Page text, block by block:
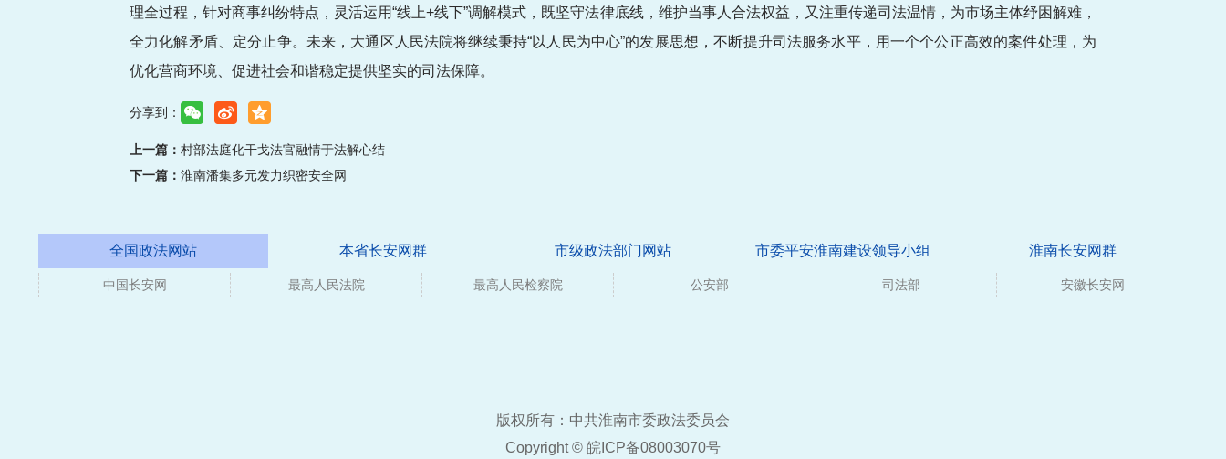
理全过程，针对商事纠纷特点，灵活运用“线上+线下”调解模式，既坚守法律底线，维护当事人合法权益，又注重传递司法温情，为市场主体纾困解难，
全力化解矛盾、定分止争。未来，大通区人民法院将继续秉持“以人民为中心”的发展思想，不断提升司法服务水平，用一个个公正高效的案件处理，为
优化营商环境、促进社会和谐稳定提供坚实的司法保障。
分享到：
上一篇： 村部法庭化干戈法官融情于法解心结
下一篇： 淮南潘集多元发力织密安全网
全国政法网站 本省长安网群 市级政法部门网站 市委平安淮南建设领导小组 淮南长安网群
媒体
中国长安网 最高人民法院 最高人民检察院 公安部 司法部 安徽长安网
版权所有：中共淮南市委政法委员会
Copyright © 皖ICP备08003070号